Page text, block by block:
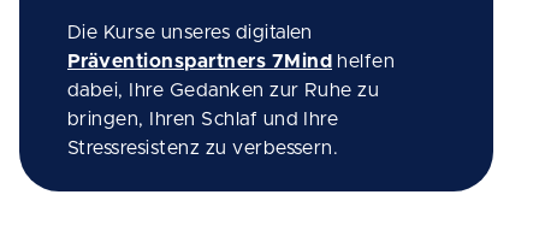
Die Kurse unseres digitalen
Präventionspartners 7Mind helfen
dabei, Ihre Gedanken zur Ruhe zu
bringen, Ihren Schlaf und Ihre
Stressresistenz zu verbessern.